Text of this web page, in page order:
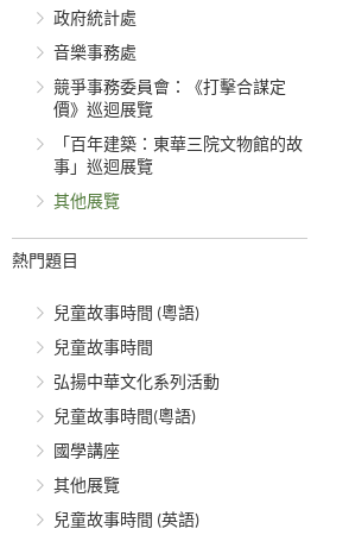
政府統計處
音樂事務處
競爭事務委員會：《打擊合謀定
價》巡迴展覽
「百年建築：東華三院文物館的故
事」巡迴展覽
其他展覽
熱門題目
兒童故事時間 (粵語)
兒童故事時間
弘揚中華文化系列活動
兒童故事時間(粵語)
國學講座
其他展覽
兒童故事時間 (英語)